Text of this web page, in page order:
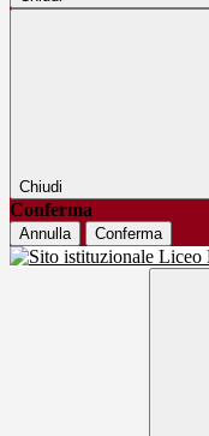
Chiudi
Conferma
Annulla Conferma